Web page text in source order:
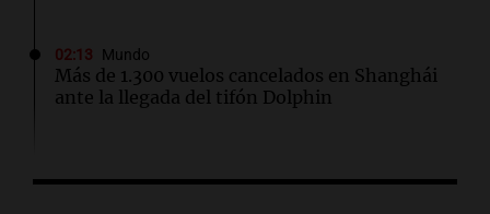
02:13 Mundo
Más de 1.300 vuelos cancelados en Shanghái
ante la llegada del tifón Dolphin
Airbnb acelera el lanzamiento de funciones